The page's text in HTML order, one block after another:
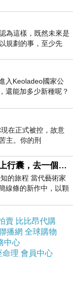
為這樣，既然未來是
規劃的事，至少先
入Keoladeo國家公
還能加多少新種呢？
頭
在正式被控，故意
主。你的刑
當代藝術家盧嵐新：背上行囊，去一個沒有人認識你的地方——看風景，也遇見渴望出發的自己
的旅程 當代藝術家
線條的新作中，以顆
配凝練且具
賣 比比昂代購
播網 全球購物
中心
命理 會員中心